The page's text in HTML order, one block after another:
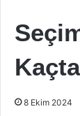
8 Ekim 2024